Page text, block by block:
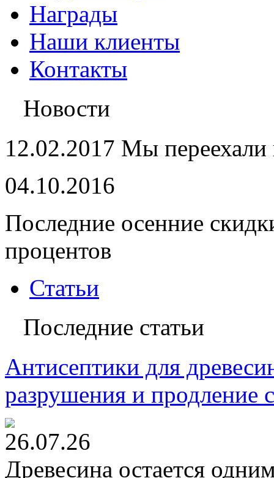
Награды
Наши клиенты
Контакты
Новости
12.02.2017 Мы
04.10.2016
Последние осенние
процентов
Статьи
Последние статьи
Антисептики для
разрушения и продление
26.07.26
Древесина остается